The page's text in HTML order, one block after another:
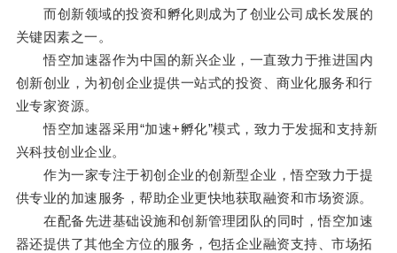
而创新领域的投资和孵化则成为了创业公司成长发展的
关键因素之一。
悟空加速器作为中国的新兴企业，一直致力于推进国内
创新创业，为初创企业提供一站式的投资、商业化服务和行
业专家资源。
悟空加速器采用“加速+孵化”模式，致力于发掘和支持新
兴科技创业企业。
作为一家专注于初创企业的创新型企业，悟空致力于提
供专业的加速服务，帮助企业更快地获取融资和市场资源。
在配备先进基础设施和创新管理团队的同时，悟空加速
器还提供了其他全方位的服务，包括企业融资支持、市场拓